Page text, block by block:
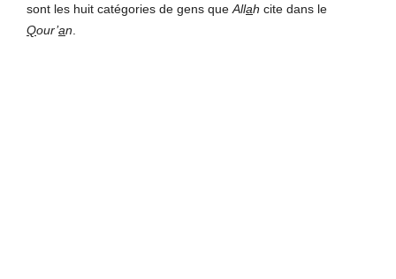
sont les huit catégories de gens que Allah cite dans le
Qour’an